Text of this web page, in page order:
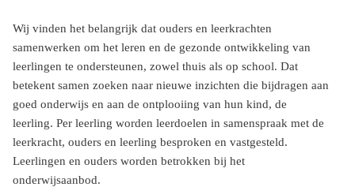
Wij vinden het belangrijk dat ouders en leerkrachten
samenwerken om het leren en de gezonde ontwikkeling van
leerlingen te ondersteunen, zowel thuis als op school. Dat
betekent samen zoeken naar nieuwe inzichten die bijdragen aan
goed onderwijs en aan de ontplooiing van hun kind, de
leerling. Per leerling worden leerdoelen in samenspraak met de
leerkracht, ouders en leerling besproken en vastgesteld.
Leerlingen en ouders worden betrokken bij het
onderwijsaanbod.